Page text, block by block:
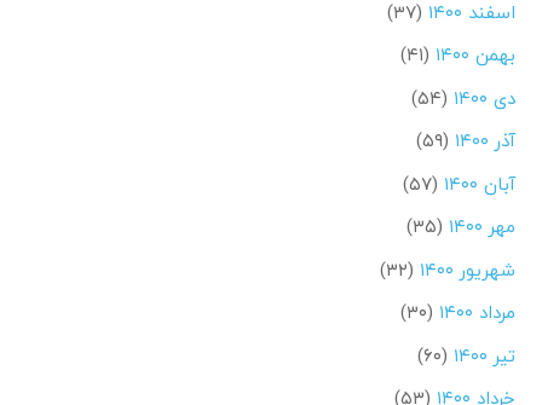
اسفند ۱۴۰۰
(۳۷)
بهمن ۱۴۰۰
(۴۱)
دی ۱۴۰۰
(۵۴)
آذر ۱۴۰۰
(۵۹)
آبان ۱۴۰۰
(۵۷)
مهر ۱۴۰۰
(۳۵)
شهریور ۱۴۰۰
(۳۲)
مرداد ۱۴۰۰
(۳۰)
تیر ۱۴۰۰
(۶۰)
خرداد ۱۴۰۰
(۵۳)